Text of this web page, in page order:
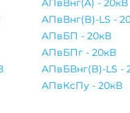
АПвВнг(A) - 20кВ
АПвВнг(B)-LS -
АПвБП - 20кВ
АПвБПг - 20кВ
АПвБВнг(B)-LS -
АПвКсПу - 20кВ